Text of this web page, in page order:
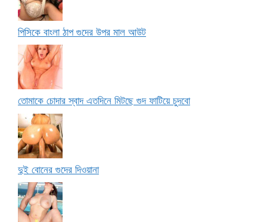
পিসিকে বাংলা ঠাপ গুদের উপর মাল আউট
তোমাকে চোদার স্বাদ এতদিনে মিটছে গুদ ফাটিয়ে চুদবো
দুই বোনের গুদের দিওয়ানা